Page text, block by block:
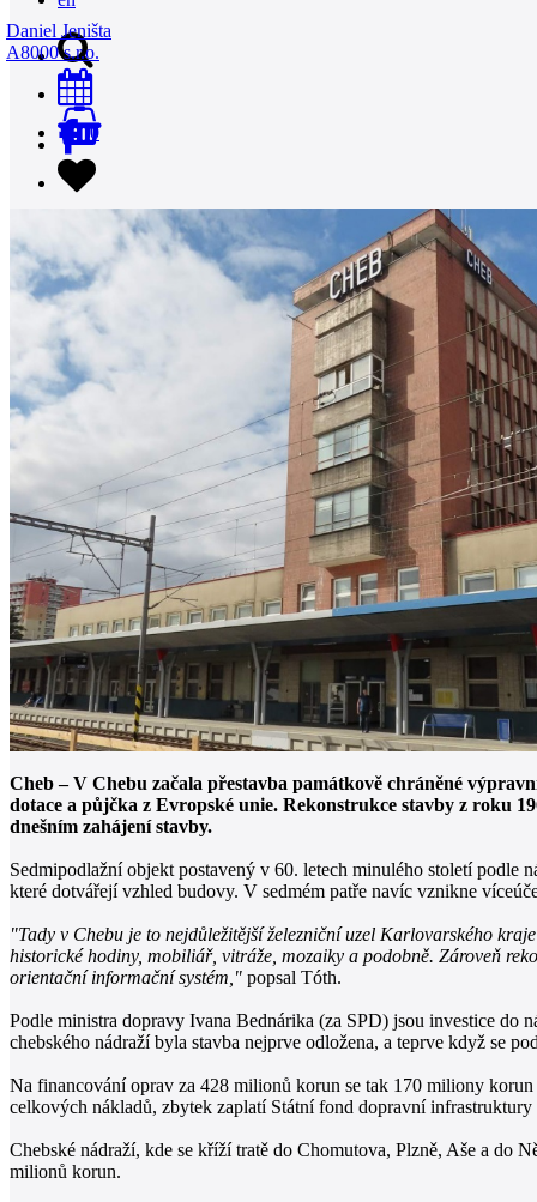
0
Daniel Jeništa
A8000 s.r.o.
Cheb – V Chebu začala přestavba památkově chráněné
dotace a půjčka z Evropské unie. Rekonstrukce stavby z roku
dnešním zahájení stavby.
Sedmipodlažní objekt postavený v 60. letech minulého století podle
které dotvářejí vzhled budovy. V sedmém patře navíc vznikne
"Tady v Chebu je to nejdůležitější železniční uzel Karlovarského
historické hodiny, mobiliář, vitráže, mozaiky a podobně. Zároveň
orientační informační systém," popsal Tóth.
Podle ministra dopravy Ivana Bednárika (za SPD) jsou investice do
chebského nádraží byla stavba nejprve odložena, a teprve když se
Na financování oprav za 428 milionů korun se tak 170 miliony
celkových nákladů, zbytek zaplatí Státní fond dopravní
Chebské nádraží, kde se kříží tratě do Chomutova, Plzně, Aše a do
milionů korun.